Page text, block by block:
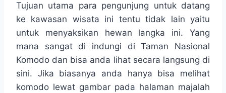
Tujuan utama para pengunjung untuk datang
ke kawasan wisata ini tentu tidak lain yaitu
untuk menyaksikan hewan langka ini. Yang
mana sangat di indungi di Taman Nasional
Komodo dan bisa anda lihat secara langsung di
sini. Jika biasanya anda hanya bisa melihat
komodo lewat gambar pada halaman majalah